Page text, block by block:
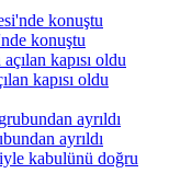
konuştu
kapısı oldu
ayrıldı